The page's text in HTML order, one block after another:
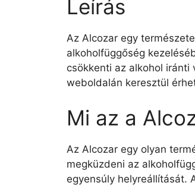
Leírás
Az Alcozar egy
alkoholfüggőség
csökkenti az alkohol iránti
weboldalán keresztül
Mi az a
Az Alcozar egy olyan
megküzdeni az
egyensúly helyreállítását.